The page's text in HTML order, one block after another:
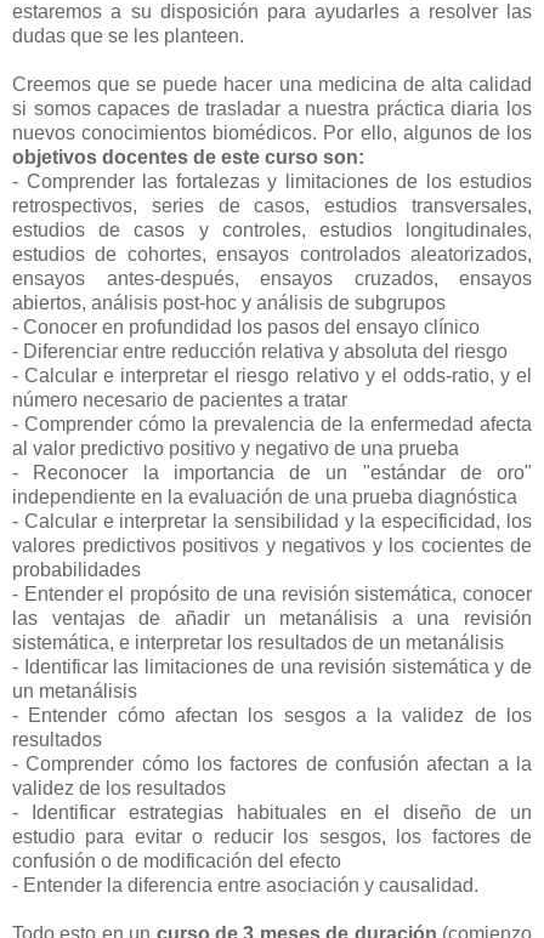
estaremos a su disposición para ayudarles a resolver las
dudas que se les planteen.
Creemos que se puede hacer una medicina de alta calidad
si somos capaces de trasladar a nuestra práctica diaria los
nuevos conocimientos biomédicos. Por ello, algunos de los
objetivos docentes de este curso son:
- Comprender las fortalezas y limitaciones de los estudios
retrospectivos, series de casos, estudios transversales,
estudios de casos y controles, estudios longitudinales,
estudios de cohortes, ensayos controlados aleatorizados,
ensayos antes-después, ensayos cruzados, ensayos
abiertos, análisis post-hoc y análisis de subgrupos
- Conocer en profundidad los pasos del ensayo clínico
- Diferenciar entre reducción relativa y absoluta del riesgo
- Calcular e interpretar el riesgo relativo y el odds-ratio, y el
número necesario de pacientes a tratar
- Comprender cómo la prevalencia de la enfermedad afecta
al valor predictivo positivo y negativo de una prueba
- Reconocer la importancia de un "estándar de oro"
independiente en la evaluación de una prueba diagnóstica
- Calcular e interpretar la sensibilidad y la especificidad, los
valores predictivos positivos y negativos y los cocientes de
probabilidades
- Entender el propósito de una revisión sistemática, conocer
las ventajas de añadir un metanálisis a una revisión
sistemática, e interpretar los resultados de un metanálisis
- Identificar las limitaciones de una revisión sistemática y de
un metanálisis
- Entender cómo afectan los sesgos a la validez de los
resultados
- Comprender cómo los factores de confusión afectan a la
validez de los resultados
- Identificar estrategias habituales en el diseño de un
estudio para evitar o reducir los sesgos, los factores de
confusión o de modificación del efecto
- Entender la diferencia entre asociación y causalidad.